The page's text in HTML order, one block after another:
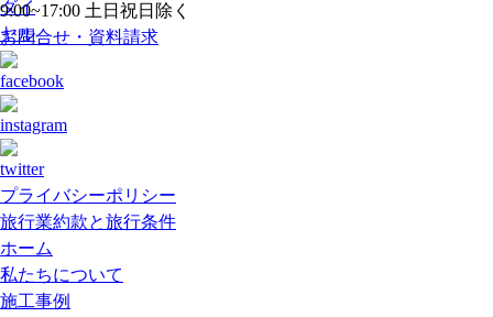
9:00~17:00 土日祝日除く
お問合せ・資料請求
プライバシーポリシー
旅行業約款と旅行条件
ホーム
私たちについて
施工事例